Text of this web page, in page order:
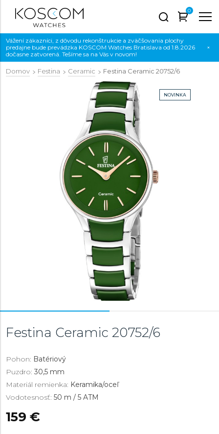
0
Vážení zákazníci, z dôvodu rekonštrukcie a zväčšovania plochy
predajne bude prevádzka KOSCOM Watches Bratislava od 1.8.2026
dočasne zatvorená. Tešíme sa na Vás v novom!
×
Domov Festina Ceramic Festina Ceramic 20752/6
NOVINKA
Festina Ceramic 20752/6
Pohon: Batériový
Puzdro: 30,5 mm
Materiál remienka: Keramika/oceľ
Vodotesnosť: 50 m / 5 ATM
159 €